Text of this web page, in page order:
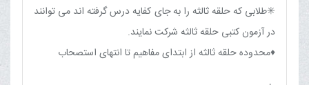
✳️طلابی که حلقه ثالثه را به جای کفایه درس گرفته اند می توانند
در آزمون کتبی حلقه ثالثه شرکت نمایند.
♦️محدوده حلقه ثالثه از ابتدای مفاهیم تا انتهای استصحاب